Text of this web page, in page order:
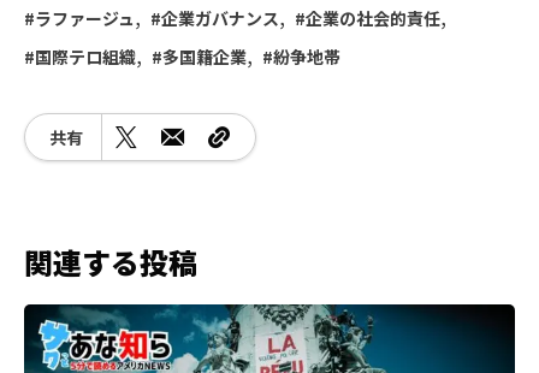
ラファージュ
企業ガバナンス
企業の社会的責任
国際テロ組織
多国籍企業 紛争地帯
共有
関連する投稿